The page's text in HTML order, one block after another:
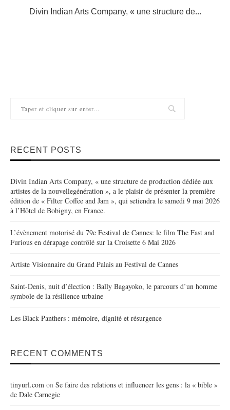
Divin Indian Arts Company, « une structure de...
RECENT POSTS
Divin Indian Arts Company, « une structure de production dédiée aux
artistes de la nouvellegénération », a le plaisir de présenter la première
édition de « Filter Coffee and Jam », qui setiendra le samedi 9 mai 2026
à l’Hôtel de Bobigny, en France.
L’évènement motorisé du 79e Festival de Cannes: le film The Fast and
Furious en dérapage contrôlé sur la Croisette 6 Mai 2026
Artiste Visionnaire du Grand Palais au Festival de Cannes
Saint-Denis, nuit d’élection : Bally Bagayoko, le parcours d’un homme
symbole de la résilience urbaine
Les Black Panthers : mémoire, dignité et résurgence
RECENT COMMENTS
tinyurl.com on Se faire des relations et influencer les gens : la « bible »
de Dale Carnegie